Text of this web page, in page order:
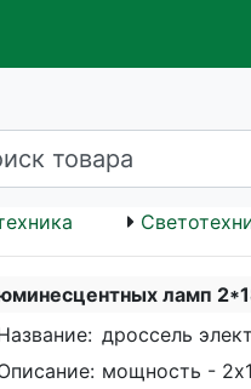
ламп
дроссель
мощность -